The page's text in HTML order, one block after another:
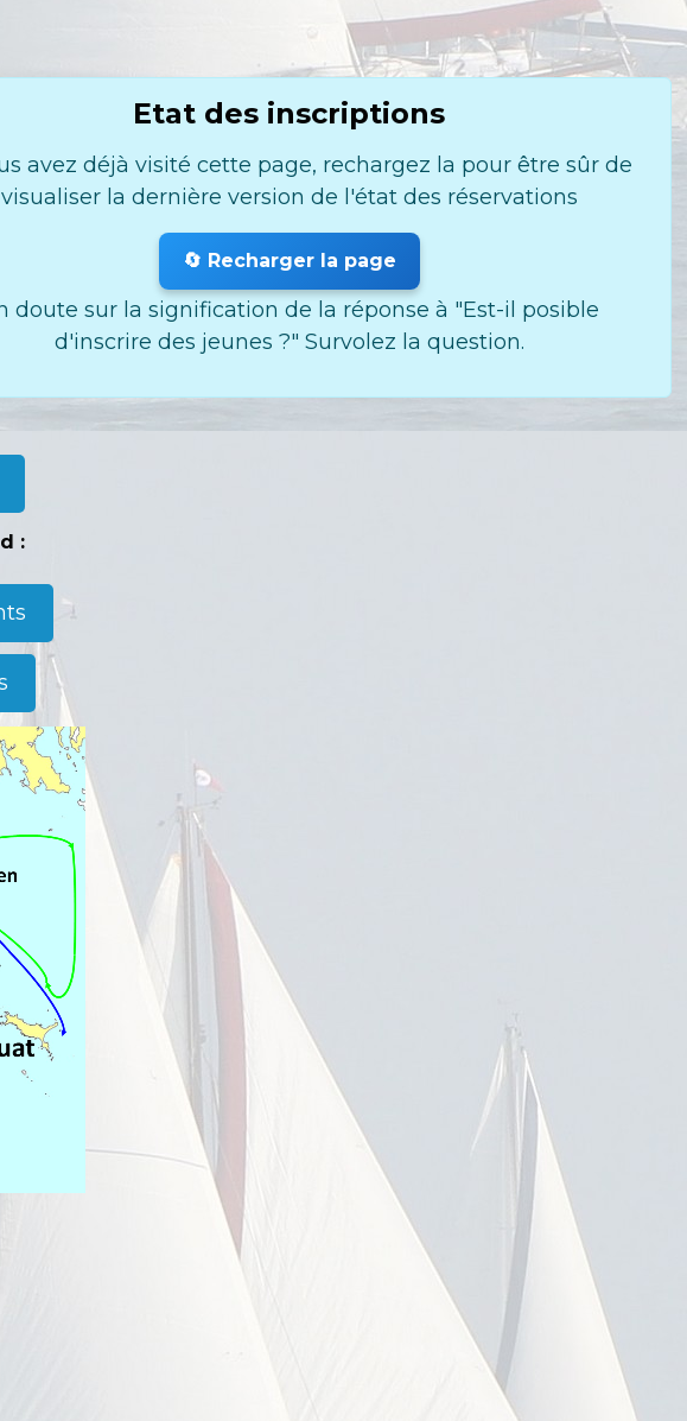
Etat des inscriptions
avez déjà visité cette page, rechargez la pour être sûr de
visualiser la dernière version de l'état des réservations
🔄 Recharger la page
doute sur la signification de la réponse à "Est-il posible
d'inscrire des jeunes ?" Survolez la question.
: